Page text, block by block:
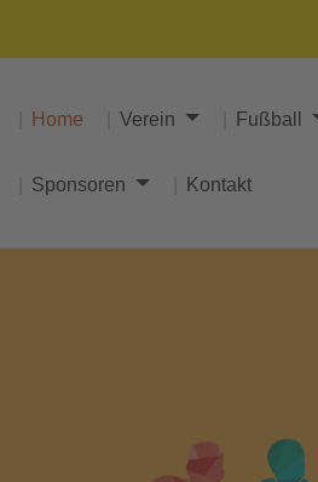
Home Verein Fußball
Sponsoren Kontakt